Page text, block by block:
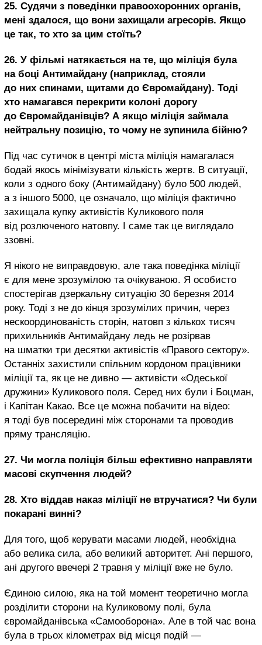
25. Судячи з поведінки правоохоронних органів,
мені здалося, що вони захищали агресорів. Якщо
це так, то хто за цим стоїть?
26. У фільмі натякається на те, що міліція була
на боці Антимайдану (наприклад, стояли
до них спинами, щитами до Євромайдану). Тоді
хто намагався перекрити колоні дорогу
до Євромайданівців? А якщо міліція займала
нейтральну позицію, то чому не зупинила бійню?
Під час сутичок в центрі міста міліція намагалася
бодай якось мінімізувати кількість жертв. В ситуації,
коли з одного боку (Антимайдану) було 500 людей,
а з іншого 5000, це означало, що міліція фактично
захищала купку активістів Куликового поля
від розлюченого натовпу. І саме так це виглядало
ззовні.
Я нікого не виправдовую, але така поведінка міліції
є для мене зрозумілою та очікуваною. Я особисто
спостерігав дзеркальну ситуацію 30 березня 2014
року. Тоді з не до кінця зрозумілих причин, через
нескоординованість сторін, натовп з кількох тисяч
прихильників Антимайдану ледь не розірвав
на шматки три десятки активістів «Правого сектору».
Останніх захистили спільним кордоном працівники
міліції та, як це не дивно — активісти «Одеської
дружини» Куликового поля. Серед них були і Боцман,
і Капітан Какао. Все це можна побачити на відео:
я тоді був посередині між сторонами та проводив
пряму трансляцію.
27. Чи могла поліція більш ефективно направляти
масові скупчення людей?
28. Хто віддав наказ міліції не втручатися? Чи були
покарані винні?
Для того, щоб керувати масами людей, необхідна
або велика сила, або великий авторитет. Ані першого,
ані другого ввечері 2 травня у міліції вже не було.
Єдиною силою, яка на той момент теоретично могла
розділити сторони на Куликовому полі, була
євромайданівська «Самооборона». Але в той час вона
була в трьох кілометрах від місця подій —